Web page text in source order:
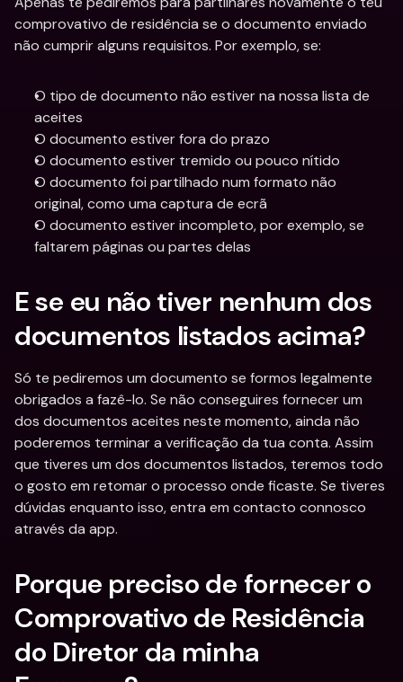
comprovativo de residência se o documento enviado
não cumprir alguns requisitos. Por exemplo, se:
O tipo de documento não estiver na nossa lista de
aceites
O documento estiver fora do prazo
O documento estiver tremido ou pouco nítido
O documento foi partilhado num formato não
original, como uma captura de ecrã
O documento estiver incompleto, por exemplo, se
faltarem páginas ou partes delas
E se eu não tiver nenhum dos
documentos listados acima?
Só te pediremos um documento se formos legalmente
obrigados a fazê-lo. Se não conseguires fornecer um
dos documentos aceites neste momento, ainda não
poderemos terminar a verificação da tua conta. Assim
que tiveres um dos documentos listados, teremos todo
o gosto em retomar o processo onde ficaste. Se tiveres
dúvidas enquanto isso, entra em contacto connosco
através da app.
Porque preciso de fornecer o
Comprovativo de Residência
do Diretor da minha